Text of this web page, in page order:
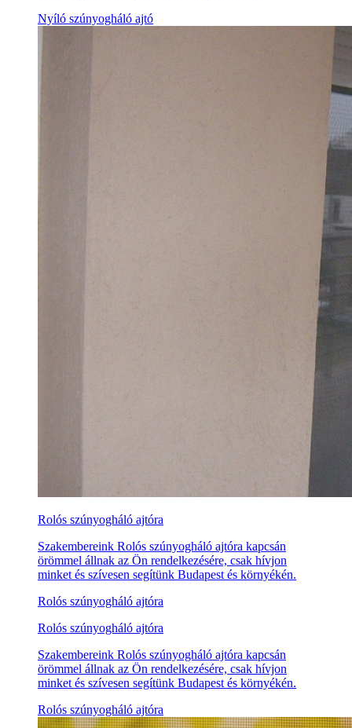
Nyíló szúnyogháló ajtó
Rolós szúnyogháló ajtóra
Szakembereink Rolós szúnyogháló ajtóra kapcsán
örömmel állnak az Ön rendelkezésére, csak hívjon
minket és szívesen segítünk Budapest és környékén.
Rolós szúnyogháló ajtóra
Rolós szúnyogháló ajtóra
Szakembereink Rolós szúnyogháló ajtóra kapcsán
örömmel állnak az Ön rendelkezésére, csak hívjon
minket és szívesen segítünk Budapest és környékén.
Rolós szúnyogháló ajtóra